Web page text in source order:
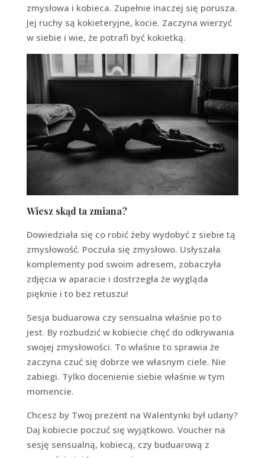
zmysłowa i kobieca. Zupełnie inaczej się porusza.
Jej ruchy są kokieteryjne, kocie. Zaczyna wierzyć
w siebie i wie, że potrafi być kokietką.
Wiesz skąd ta zmiana?
Dowiedziała się co robić żeby wydobyć z siebie tą
zmysłowość. Poczuła się zmysłowo. Usłyszała
komplementy pod swoim adresem, zobaczyła
zdjęcia w aparacie i dostrzegła że wygląda
pięknie i to bez retuszu!
Sesja buduarowa czy sensualna właśnie po to
jest. By rozbudzić w kobiecie chęć do odkrywania
swojej zmysłowości. To właśnie to sprawia że
zaczyna czuć się dobrze we własnym ciele. Nie
zabiegi. Tylko docenienie siebie właśnie w tym
momencie.
Chcesz by Twoj prezent na Walentynki był udany?
Daj kobiecie poczuć się wyjątkowo. Voucher na
sesję sensualną, kobiecą, czy buduarową z